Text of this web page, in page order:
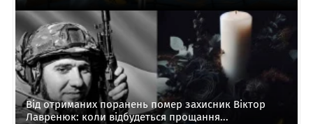
Від отриманих поранень помер захисник Віктор
Лавренюк: коли відбудеться прощання...